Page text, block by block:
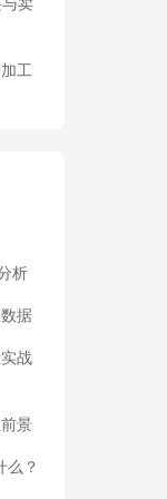
工
析
据
战
景
么？